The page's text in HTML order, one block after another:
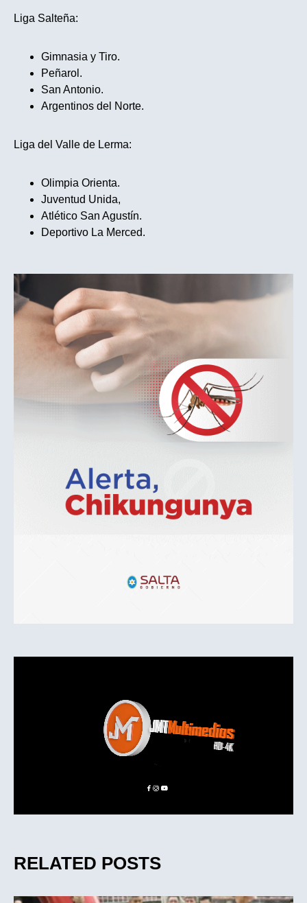
Liga Salteña:
Gimnasia y Tiro.
Peñarol.
San Antonio.
Argentinos del Norte.
Liga del Valle de Lerma:
Olimpia Orienta.
Juventud Unida,
Atlético San Agustín.
Deportivo La Merced.
RELATED POSTS